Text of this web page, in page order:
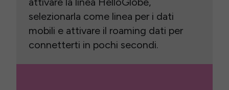
selezionarla come linea per i dati
mobili e attivare il roaming dati per
connetterti in pochi secondi.